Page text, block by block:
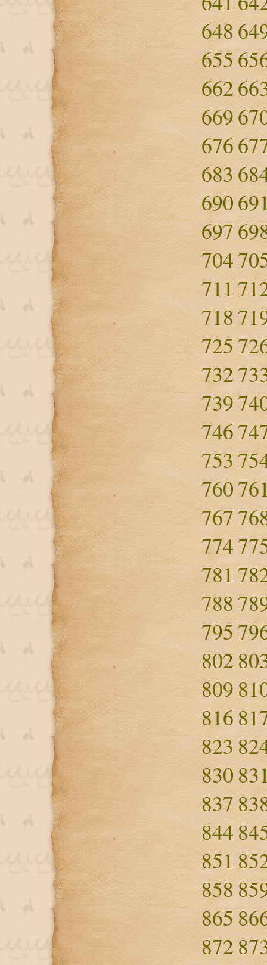
648
655
662
669
676
683
690
697
704
711
718
725
732
739
746
753
760
767
774
781
788
795
802
809
816
823
830
837
844
851
858
865
872